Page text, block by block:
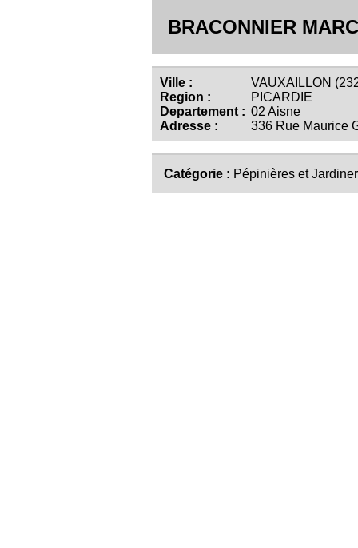
BRACONNIER MARC
Ville :
VAUXAILLON
Region :
PICARDIE
Departement : 02 Aisne
Adresse :
336 Rue Maurice
Catégorie : Pépinières et